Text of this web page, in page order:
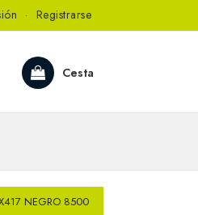
· Registrarse
Cesta
NEGRO 8500